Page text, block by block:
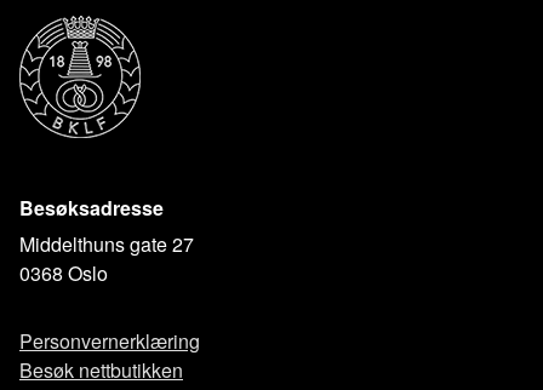
Besøksadresse
Middelthuns gate 27
0368 Oslo
Personvernerklæring
Besøk nettbutikken